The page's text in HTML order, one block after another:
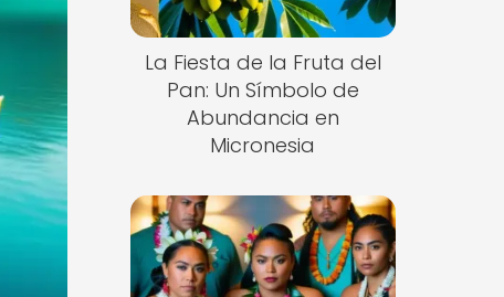
La Fiesta de la Fruta del
Pan: Un Símbolo de
Abundancia en
Micronesia